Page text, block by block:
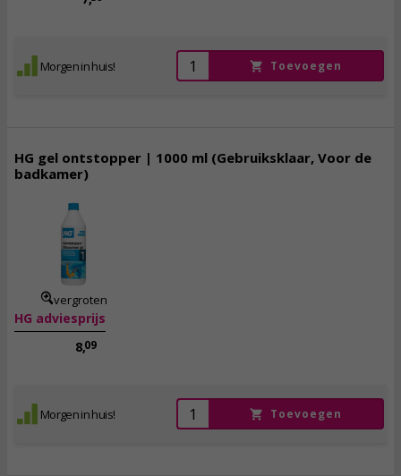
Morgen in huis! Toevoegen
HG gel ontstopper | 1000 ml (Gebruiksklaar, Voor de
badkamer)
vergroten
HG adviesprijs
8,09
Morgen in huis! Toevoegen